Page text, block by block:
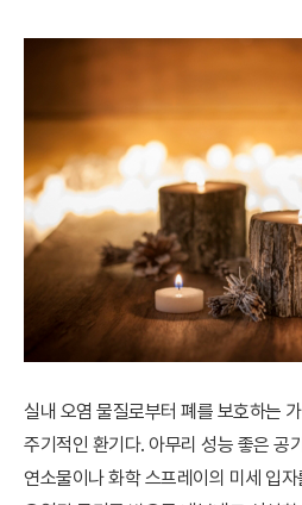
실내 오염 물질로부터 폐를 보호하는
주기적인 환기다. 아무리 성능 좋은 공
연소물이나 화학 스프레이의 미세 입